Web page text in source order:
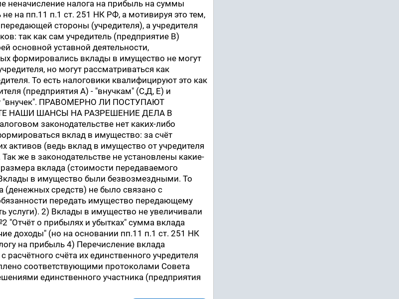
неначисление налога на прибыль на суммы
на пп.11 п.1 ст. 251 НК РФ, а мотивируя это тем,
стороны (учредителя), а учредителя
так как сам учредитель (предприятие В)
основной уставной деятельности,
формировались вклады в имущество не могут
но могут рассматриваться как
То есть налоговики квалифицируют это как
(предприятия А) - "внучкам" (С,Д, Е) и
"внучек". ПРАВОМЕРНО ЛИ ПОСТУПАЮТ
НАШИ ШАНСЫ НА РАЗРЕШЕНИЕ ДЕЛА В
законодательстве нет каких-либо
вклад в имущество: за счёт
активов (ведь вклад в имущество от учредителя
же в законодательстве не установлены какие-
вклада (стоимости передаваемого
в имущество были безвозмездными. То
(денежных средств) не было связано с
передать имущество передающему
услуги). 2) Вклады в имущество не увеличивали
"Отчёт о прибылях и убытках" сумма вклада
доходы" (но на основании пп.11 п.1 ст. 251 НК
на прибыль 4) Перечисление вклада
счёта их единственного учредителя
соответствующими протоколами Совета
единственного участника (предприятия